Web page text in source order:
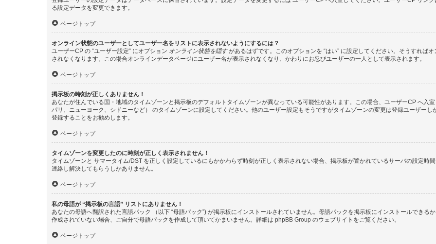
る設定データを変更できます。
ページトップ
オンライン状態のユーザーとしてユーザー名をリストに表示されないようにするには？
ユーザーCP の “ユーザー設定” にオプション オンライン状態を隠すがあるはずです。このオプションを “はい” に設定してください。そうすれば
されなくなります。この場合オンラインデータページにユーザー名が表示されなくなり、かわりにお忍びユーザーの一人として表示されます。
ページトップ
掲示板の時刻が正しくありません！
あなたが住んでいる国・地域のタイムゾーンと掲示板のデフォルトタイムゾーンが異なっている可能性があります。この場合、ユーザーCP へ入
パリ、ニューヨーク、シドニーなど） のタイムゾーンに設定してください。他のユーザー設定もそうですがタイムゾーンの変更は登録ユーザー
登録することをお勧めします。
ページトップ
タイムゾーンを変更したのに時刻が正しく表示されません！
タイムゾーンと サマータイム/DST を正しく設定しているにもかかわらず時刻が正しく表示されない場合、掲示板が置かれているサーバの設定時
連絡し解決してもらうしかありません。
ページトップ
私の母語が “掲示板の言語” リストにありません！
あなたの母語へ翻訳された言語パック （以下 “母語パック”) が掲示板にインストールされていません。母語パックを掲示板にインストールできる
作成されていない場合、ご自分で母語パックを作成して頂いてかまいません。詳細は phpBB Group のウェブサイトをご覧ください。
ページトップ